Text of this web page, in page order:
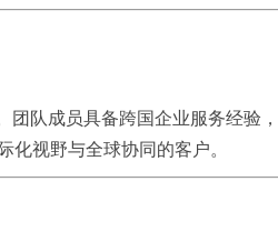
队成员具备跨国企业服务经验
视野与全球协同的客户。